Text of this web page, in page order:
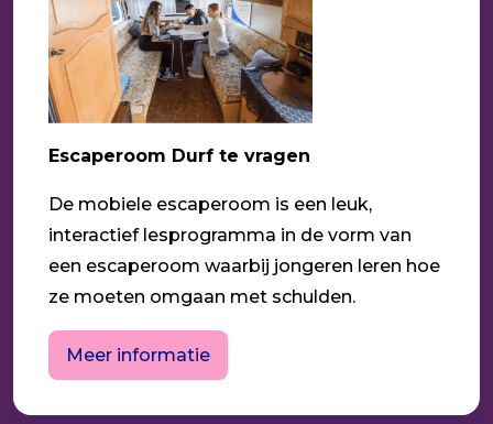
Escaperoom Durf te vragen
De mobiele escaperoom is een leuk,
interactief lesprogramma in de vorm van
een escaperoom waarbij jongeren leren hoe
ze moeten omgaan met schulden.
Meer informatie